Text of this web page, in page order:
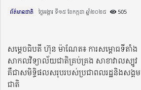
ព័ត៌មានជាតិ ថ្ងៃអង្គារ ទី១៥ ខែកក្កដា ឆ្នាំ២០២៥​ 505
សម្តេចធិបតី ហ៊ុន ម៉ាណែត៖ ការសម្ពោធទីតាំង
សាកលវិទ្យាល័យជាតិគ្រប់គ្រង សាខាវាលស្បូវ
គឺជាសមិទ្ធិផលសរុបរបស់ប្រជាពលរដ្ឋនិងសង្គម
ជាតិ